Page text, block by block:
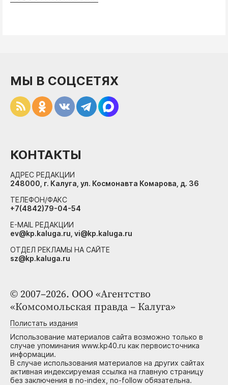
© 2007–2026. ООО «Агентство
«Комсомольская правда – Калуга»
Полистать издания
Использование материалов сайта возможно только в
случае упоминания www.kp40.ru как первоисточника
информации.
В случае использования материалов на других сайтах
активная индексируемая ссылка на главную страницу
без заключения в no-index, no-follow обязательна.
МЫ В СОЦСЕТЯХ
КОНТАКТЫ
АДРЕС РЕДАКЦИИ
248000, г. Калуга, ул. Космонавта Комарова, д. 36
ТЕЛЕФОН/ФАКС
+7(4842)79-04-54
E-MAIL РЕДАКЦИИ
ev@kp.kaluga.ru, vi@kp.kaluga.ru
ОТДЕЛ РЕКЛАМЫ НА САЙТЕ
sz@kp.kaluga.ru